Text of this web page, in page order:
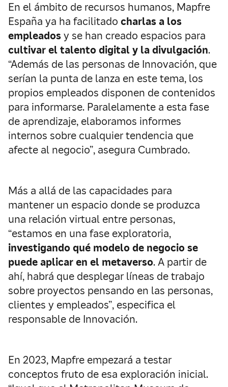
En el ámbito de recursos humanos, Mapfre
España ya ha facilitado charlas a los
empleadosy se han creado espacios para
cultivar el talento digital y la divulgación.
“Además de las personas de Innovación, que
serían la punta de lanza en este tema, los
propios empleados disponen de contenidos
para informarse. Paralelamente a esta fase
de aprendizaje, elaboramos informes
internos sobre cualquier tendencia que
afecte al negocio”, asegura Cumbrado.
Más a allá de las capacidades para
mantener un espacio donde se produzca
una relación virtual entre personas,
“estamos en una fase exploratoria,
investigando qué modelo de negocio se
puede aplicar en el metaverso. A partir de
ahí, habrá que desplegar líneas de trabajo
sobre proyectos pensando en las personas,
clientes y empleados”, especifica el
responsable de Innovación.
En 2023, Mapfre empezará a testar
conceptos fruto de esa exploración inicial.